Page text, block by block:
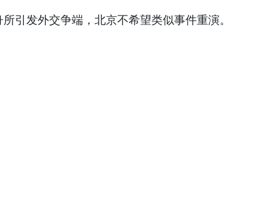
引发外交争端，北京不希望类似事件重演。